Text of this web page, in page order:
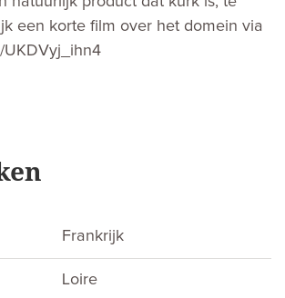
een korte film over het domein via
UKDVyj_ihn4
Frankrijk
Loire